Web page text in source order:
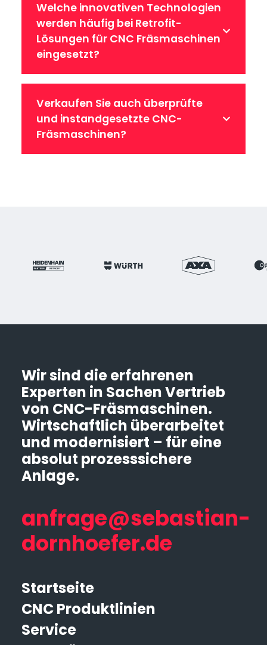
Welche innovativen Technologien
werden häufig bei Retrofit-
Lösungen für CNC Fräsmaschinen
eingesetzt?
Verkaufen Sie auch überprüfte
und instandgesetzte CNC-
Fräsmaschinen?
Startseite
CNC Produktlinien
Service
Wir sind die erfahrenen
Experten in Sachen Vertrieb
von CNC-Fräsmaschinen.
Wirtschaftlich überarbeitet
und modernisiert – für eine
absolut prozesssichere
Anlage.
anfrage@sebastian-
dornhoefer.de